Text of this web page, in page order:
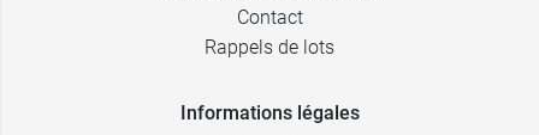
Contact
Rappels de lots
Informations légales